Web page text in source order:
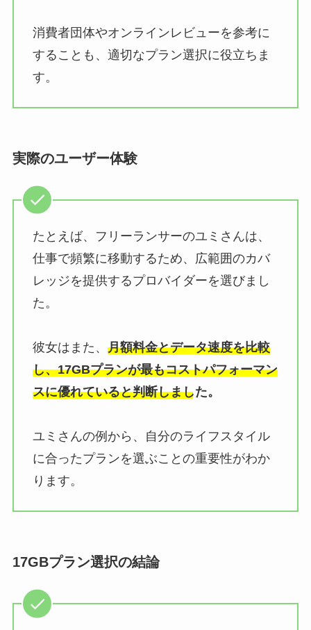
消費者団体やオンラインレビューを参考に
することも、適切なプラン選択に役立ちま
す。
実際のユーザー体験
たとえば、フリーランサーのユミさんは、
仕事で頻繁に移動するため、広範囲のカバ
レッジを提供するプロバイダーを選びまし
た。
彼女はまた、 月額料金とデータ速度を比較
し、17GBプランが最もコストパフォーマン
スに優れていると判断しました。
ユミさんの例から、自分のライフスタイル
に合ったプランを選ぶことの重要性がわか
ります。
17GBプラン選択の結論